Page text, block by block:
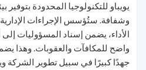
يويباو للتكنولوجيا المحدودة
وشفافة. ستُؤسس الإجراءات الإدارية
الأداء، يضمن إسناد المسؤوليات
واضح للمكافآت والعقوبات.
جهدًا كبيرًا في سبيل تطوير الشركة